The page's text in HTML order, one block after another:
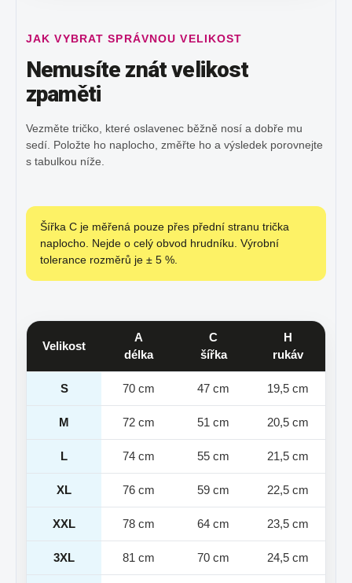
JAK VYBRAT SPRÁVNOU VELIKOST
Nemusíte znát velikost
zpaměti
Vezměte tričko, které oslavenec běžně nosí a dobře mu
sedí. Položte ho naplocho, změřte ho a výsledek porovnejte
s tabulkou níže.
Šířka C je měřená pouze přes přední stranu trička
naplocho. Nejde o celý obvod hrudníku. Výrobní
tolerance rozměrů je ± 5 %.
Velikost
A
délka
C
šířka
H
rukáv
S 70 cm 47 cm 19,5 cm
M 72 cm 51 cm 20,5 cm
L 74 cm 55 cm 21,5 cm
XL 76 cm 59 cm 22,5 cm
XXL 78 cm 64 cm 23,5 cm
3XL 81 cm 70 cm 24,5 cm